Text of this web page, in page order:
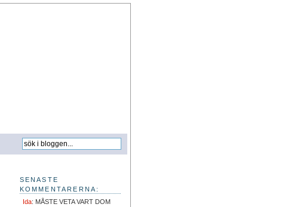
SENASTE
KOMMENTARERNA:
Ida: MÅSTE VETA VART DOM